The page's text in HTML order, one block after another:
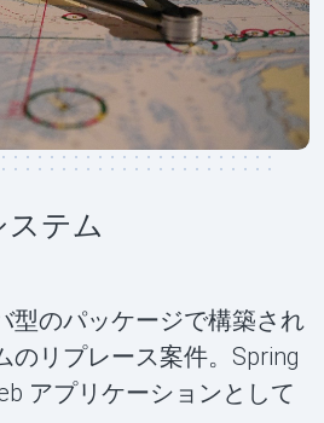
ステム
型のパッケージで構築され
のリプレース案件。Spring
アプリケーションとして